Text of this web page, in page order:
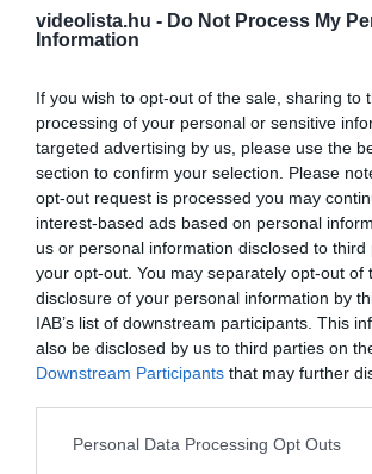
videolista.hu - Do Not Process My
Information
If you wish to opt-out of the sale, sharing to
processing of your personal or sensitive
targeted advertising by us, please use the
section to confirm your selection. Please
opt-out request is processed you may
interest-based ads based on personal
us or personal information disclosed to
your opt-out. You may separately opt-out of
disclosure of your personal information by
IAB’s list of downstream participants. This
also be disclosed by us to third parties on
Downstream Participants that may further
Please note that this website/app uses one
Personal Data Processing Opt Outs
Kép és a videó forrása: https://
v=hJgLmqj-fY0
ADOMÁNYOZÁSI ADATOK
Tanulj Tesó Alapítvány